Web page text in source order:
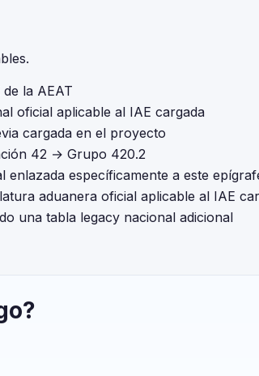
la AEAT
oficial aplicable al IAE cargada
cargada en el proyecto
42 → Grupo 420.2
específicamente a este
aduanera oficial aplicable al IAE
una tabla legacy nacional adicional